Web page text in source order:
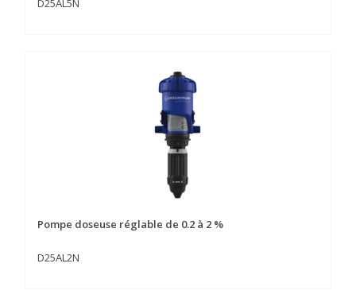
D25AL5N
Pompe doseuse réglable de 0.2 à 2 %
D25AL2N